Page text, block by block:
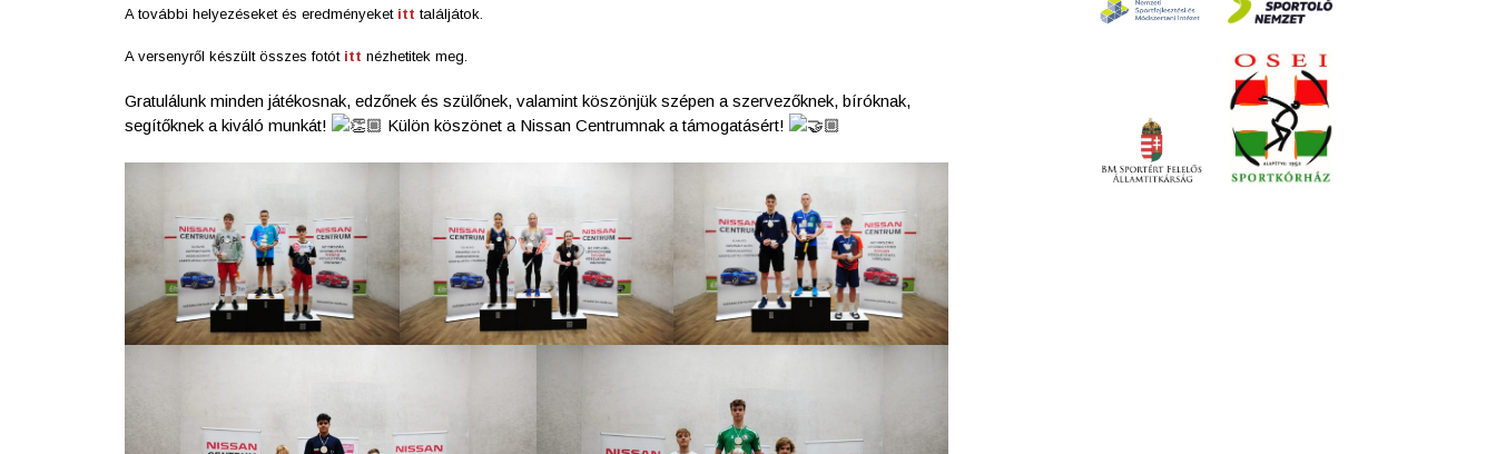
A további helyezéseket és eredményeket itt találjátok.
A versenyről készült összes fotót itt nézhetitek meg.
Gratulálunk minden játékosnak, edzőnek és szülőnek, valamint köszönjük szépen a szervezőknek, bíróknak,
segítőknek a kiváló munkát!
Külön köszönet a Nissan Centrumnak a támogatásért!